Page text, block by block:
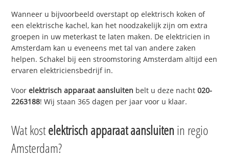
Wanneer u bijvoorbeeld overstapt op elektrisch koken of
een elektrische kachel, kan het noodzakelijk zijn om extra
groepen in uw meterkast te laten maken. De elektricien in
Amsterdam kan u eveneens met tal van andere zaken
helpen. Schakel bij een stroomstoring Amsterdam altijd een
ervaren elektriciensbedrijf in.
Voorelektrisch apparaat aansluiten belt u deze nacht020-
2263188! Wij staan 365 dagen per jaar voor u klaar.
Wat kostelektrisch apparaat aansluiten in regio
Amsterdam?